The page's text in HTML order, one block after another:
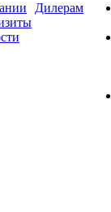
Дилерам